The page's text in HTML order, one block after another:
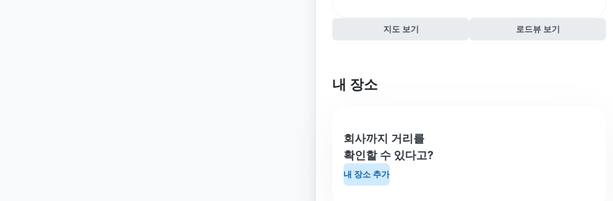
지도 보기 로드뷰 보기
내 장소
회사까지 거리를
확인할 수 있다고?
내 장소 추가